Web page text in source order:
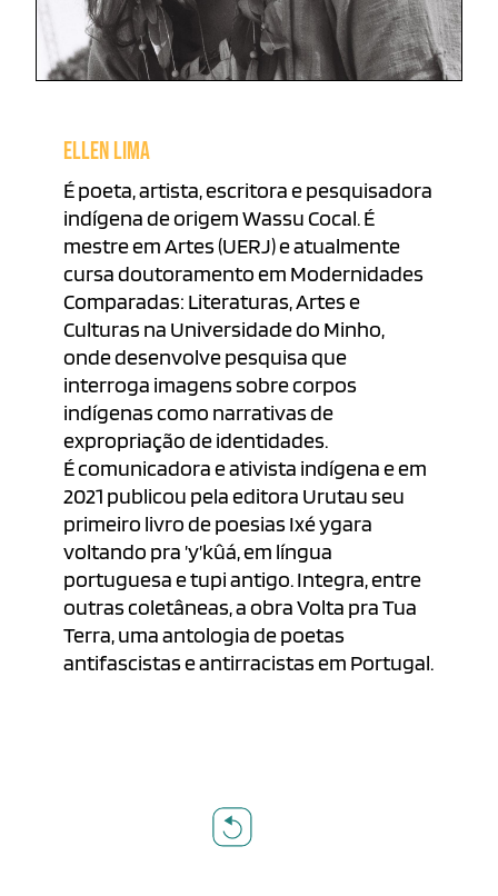
ELLEN LIMA
É poeta, artista, escritora e pesquisadora
indígena de origem Wassu Cocal. É
mestre em Artes (UERJ) e atualmente
cursa doutoramento em Modernidades
Comparadas: Literaturas, Artes e
Culturas na Universidade do Minho,
onde desenvolve pesquisa que
interroga imagens sobre corpos
indígenas como narrativas de
expropriação de identidades.
É comunicadora e ativista indígena e em
2021 publicou pela editora Urutau seu
primeiro livro de poesias Ixé ygara
voltando pra ’y’kûá, em língua
portuguesa e tupi antigo. Integra, entre
outras coletâneas, a obra Volta pra Tua
Terra, uma antologia de poetas
antifascistas e antirracistas em Portugal.